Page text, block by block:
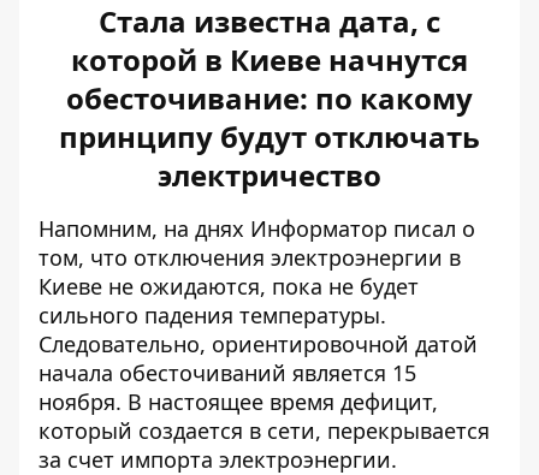
Стала известна дата, с
которой в Киеве начнутся
обесточивание: по какому
принципу будут отключать
электричество
Напомним, на днях Информатор писал о
том, что отключения электроэнергии в
Киеве не ожидаются, пока не будет
сильного падения температуры.
Следовательно, ориентировочной датой
начала обесточиваний является 15
ноября. В настоящее время дефицит,
который создается в сети, перекрывается
за счет импорта электроэнергии.